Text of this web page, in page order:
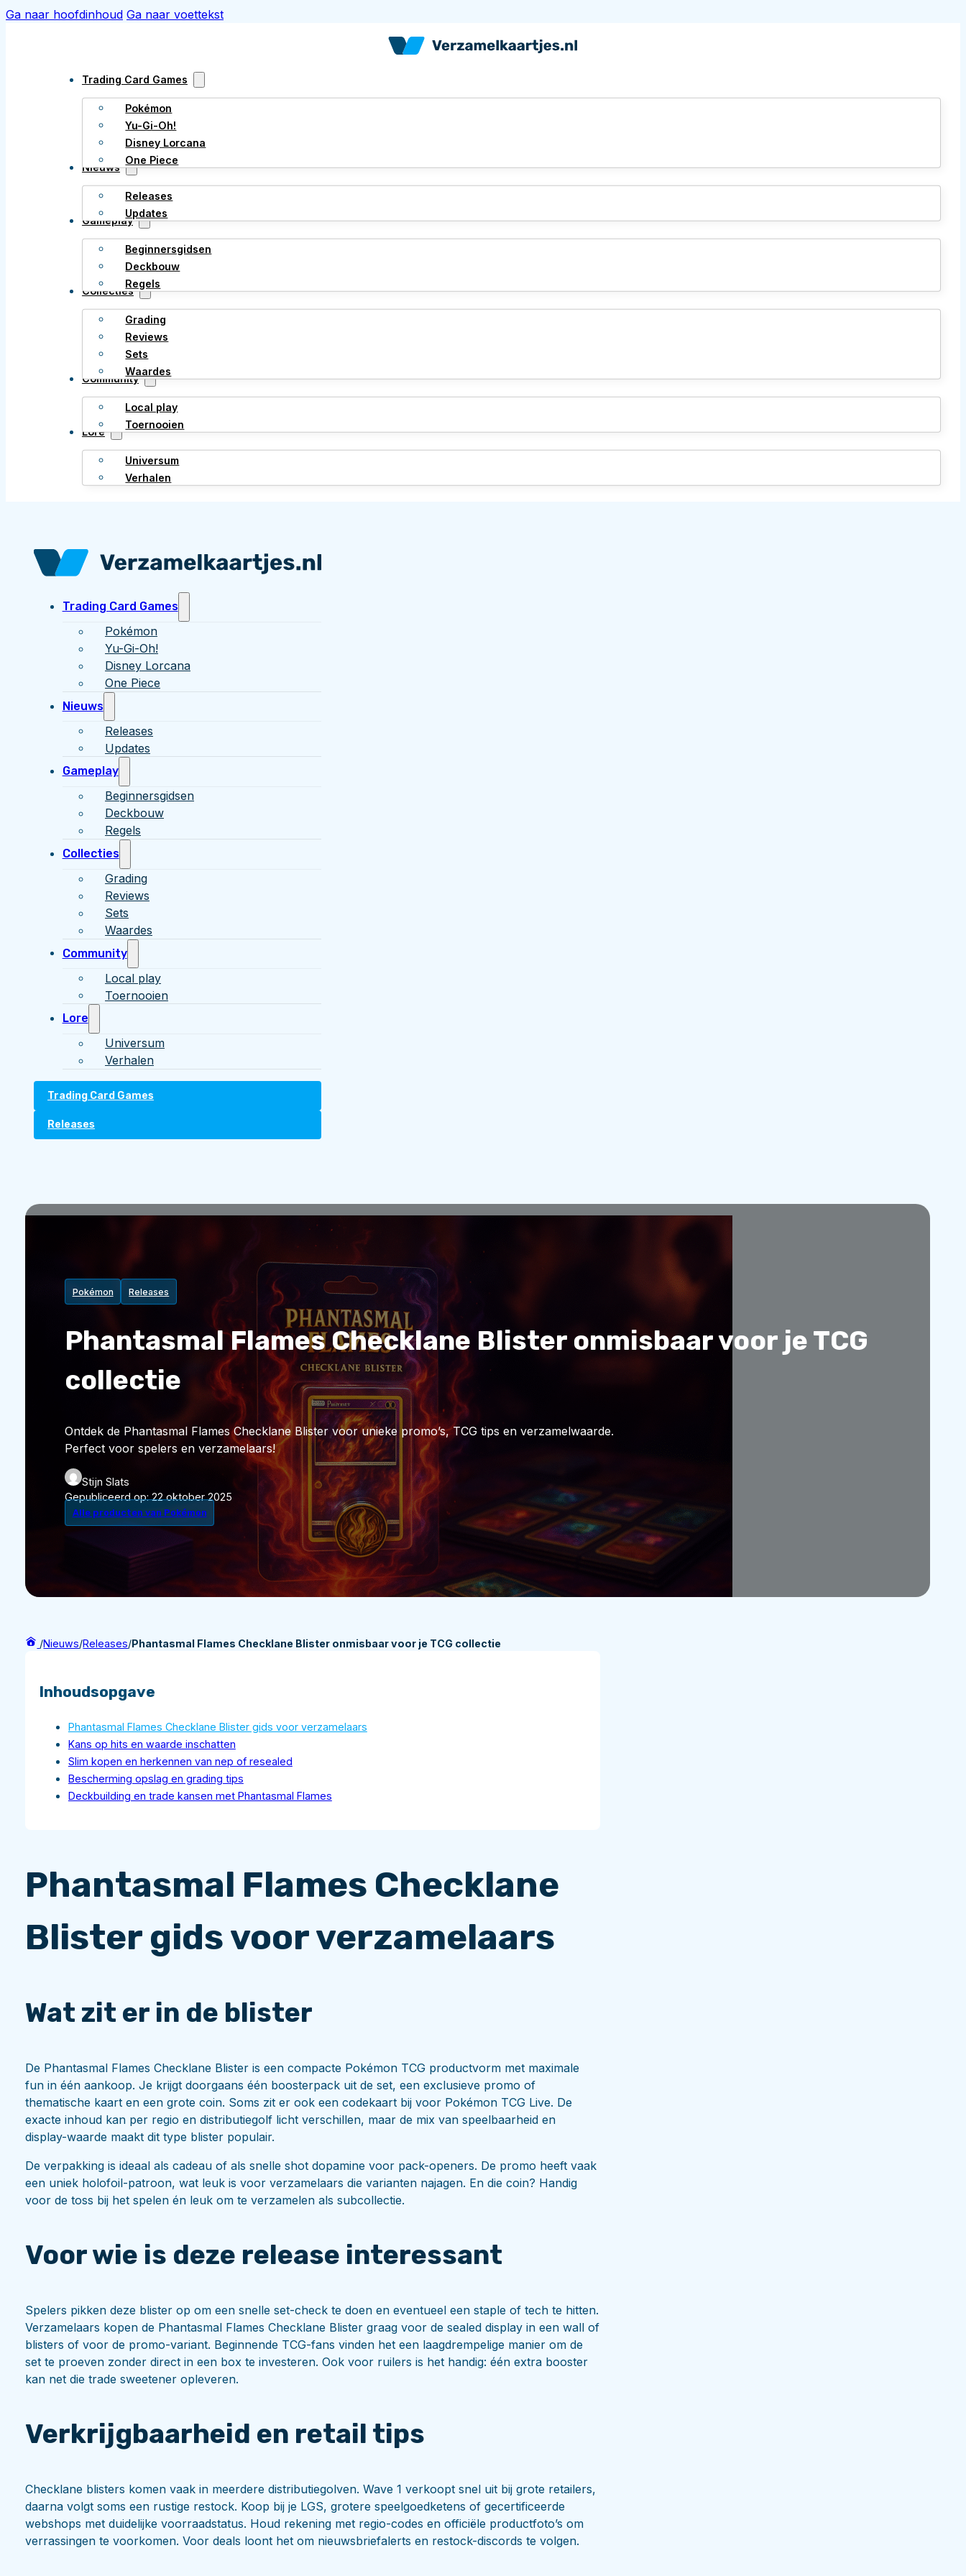
Ga naar hoofdinhoud Ga naar voettekst
Trading Card Games
Pokémon
Yu-Gi-Oh!
Disney Lorcana
One Piece
Nieuws
Releases
Updates
Gameplay
Beginnersgidsen
Deckbouw
Regels
Collecties
Grading
Reviews
Sets
Waardes
Community
Local play
Toernooien
Lore
Universum
Verhalen
Trading Card Games
Pokémon
Yu-Gi-Oh!
Disney Lorcana
One Piece
Nieuws
Releases
Updates
Gameplay
Beginnersgidsen
Deckbouw
Regels
Collecties
Grading
Reviews
Sets
Waardes
Community
Local play
Toernooien
Lore
Universum
Verhalen
Trading Card Games
Releases
Pokémon Releases
Phantasmal Flames Checklane Blister onmisbaar voor je TCG
collectie
Ontdek de Phantasmal Flames Checklane Blister voor unieke promo’s, TCG tips en verzamelwaarde.
Perfect voor spelers en verzamelaars!
Stijn Slats
Gepubliceerd op:22 oktober 2025
Alle producten van Pokémon
/Nieuws/Releases/Phantasmal Flames Checklane Blister onmisbaar voor je TCG collectie
Inhoudsopgave
Phantasmal Flames Checklane Blister gids voor verzamelaars
Kans op hits en waarde inschatten
Slim kopen en herkennen van nep of resealed
Bescherming opslag en grading tips
Deckbuilding en trade kansen met Phantasmal Flames
Phantasmal Flames Checklane
Blister gids voor verzamelaars
Wat zit er in de blister
De Phantasmal Flames Checklane Blister is een compacte Pokémon TCG productvorm met maximale
fun in één aankoop. Je krijgt doorgaans één boosterpack uit de set, een exclusieve promo of
thematische kaart en een grote coin. Soms zit er ook een codekaart bij voor Pokémon TCG Live. De
exacte inhoud kan per regio en distributiegolf licht verschillen, maar de mix van speelbaarheid en
display-waarde maakt dit type blister populair.
De verpakking is ideaal als cadeau of als snelle shot dopamine voor pack-openers. De promo heeft vaak
een uniek holofoil-patroon, wat leuk is voor verzamelaars die varianten najagen. En die coin? Handig
voor de toss bij het spelen én leuk om te verzamelen als subcollectie.
Voor wie is deze release interessant
Spelers pikken deze blister op om een snelle set-check te doen en eventueel een staple of tech te hitten.
Verzamelaars kopen de Phantasmal Flames Checklane Blister graag voor de sealed display in een wall of
blisters of voor de promo-variant. Beginnende TCG-fans vinden het een laagdrempelige manier om de
set te proeven zonder direct in een box te investeren. Ook voor ruilers is het handig: één extra booster
kan net die trade sweetener opleveren.
Verkrijgbaarheid en retail tips
Checklane blisters komen vaak in meerdere distributiegolven. Wave 1 verkoopt snel uit bij grote retailers,
daarna volgt soms een rustige restock. Koop bij je LGS, grotere speelgoedketens of gecertificeerde
webshops met duidelijke voorraadstatus. Houd rekening met regio-codes en officiële productfoto’s om
verrassingen te voorkomen. Voor deals loont het om nieuwsbriefalerts en restock-discords te volgen.